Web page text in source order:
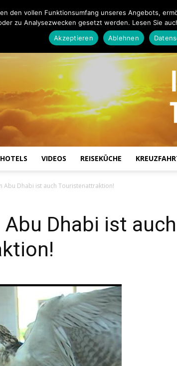
HOTELS VIDEOS REISEKÜCHE
Abu Dhabi ist auch Touristenattraktion!
Dhabi ist auch
den vollen Funktionsumfang unseres Angebots,
zu Analysezwecken gesetzt werden. Lesen Sie
Akzeptieren
Ablehnen